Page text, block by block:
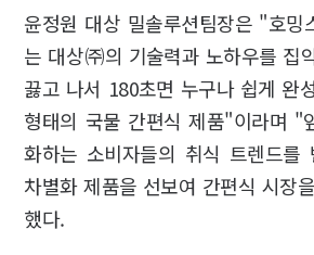
윤정원 대상 밀솔루션팀장은 "호밍
는 대상㈜의 기술력과 노하우를 집
끓고 나서 180초면 누구나 쉽게 완
형태의 국물 간편식 제품"이라며 "
화하는 소비자들의 취식 트렌드를
차별화 제품을 선보여 간편식 시장
했다.